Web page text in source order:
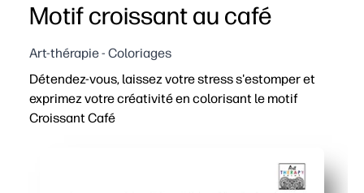
Motif croissant au café
Art-thérapie - Coloriages
Détendez-vous, laissez votre stress s'estomper et
exprimez votre créativité en colorisant le motif
Croissant Café
Un motif confortable de café et de croissant rend la